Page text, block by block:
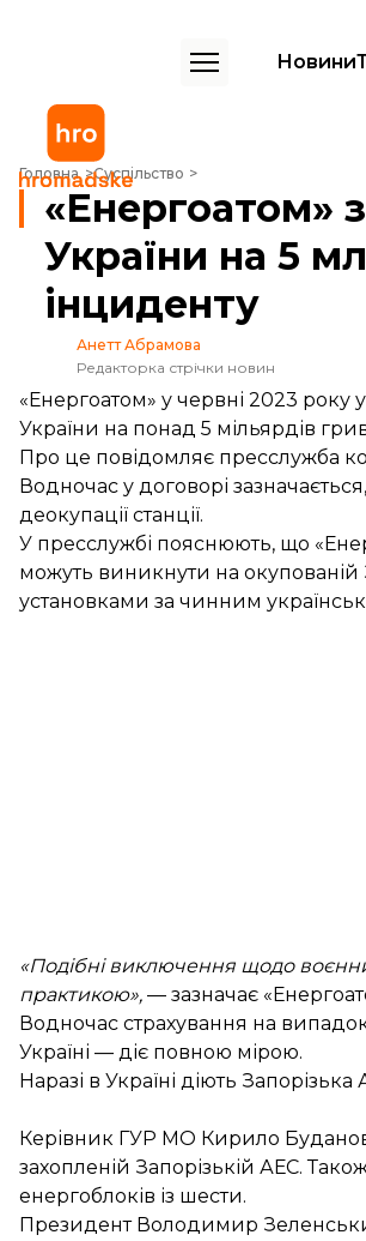
Новини
Головна Суспільство
«Енергоатом» застрахував атомні станції
«Енергоатом»
України на 5
інциденту
Анетт Абрамова
Редакторка стрічки новин
«Енергоатом» у червні 2023 року
України на понад 5 мільярдів
Про це повідомляє пресслужба
Водночас у договорі
деокупації станції.
У пресслужбі пояснюють, що
можуть виникнути на
установками за чинним
«Подібні виключення щодо
практикою», — зазначає
Водночас страхування на
Україні — діє повною мірою.
Наразі в Україні діють
Керівник ГУР МО Кирило
захопленій Запорізькій АЕС.
енергоблоків із шести.
Президент Володимир